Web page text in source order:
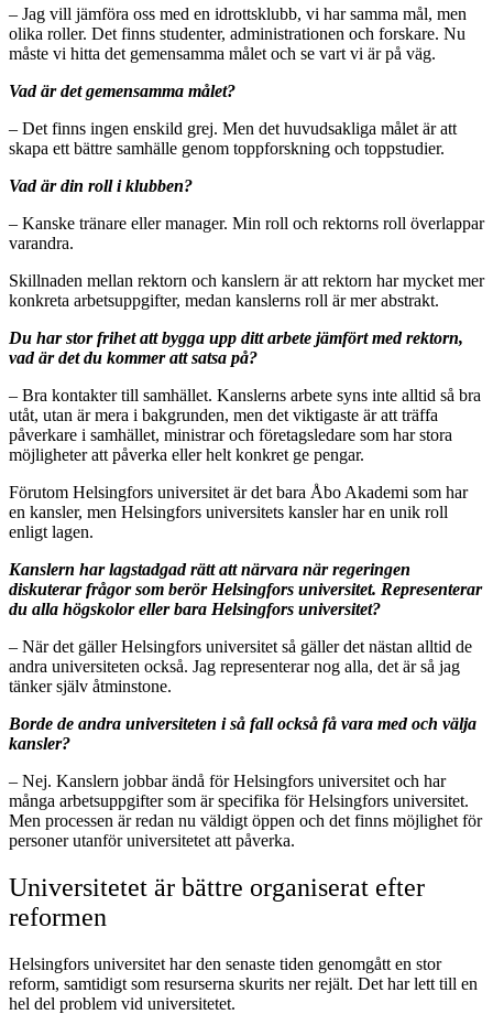
– Jag vill jämföra oss med en idrottsklubb, vi har samma mål, men
olika roller. Det finns studenter, administrationen och forskare. Nu
måste vi hitta det gemensamma målet och se vart vi är på väg.
Vad är det gemensamma målet?
– Det finns ingen enskild grej. Men det huvudsakliga målet är att
skapa ett bättre samhälle genom toppforskning och toppstudier.
Vad är din roll i klubben?
– Kanske tränare eller manager. Min roll och rektorns roll överlappar
varandra.
Skillnaden mellan rektorn och kanslern är att rektorn har mycket mer
konkreta arbetsuppgifter, medan kanslerns roll är mer abstrakt.
Du har stor frihet att bygga upp ditt arbete jämfört med rektorn,
vad är det du kommer att satsa på?
– Bra kontakter till samhället. Kanslerns arbete syns inte alltid så bra
utåt, utan är mera i bakgrunden, men det viktigaste är att träffa
påverkare i samhället, ministrar och företagsledare som har stora
möjligheter att påverka eller helt konkret ge pengar.
Förutom Helsingfors universitet är det bara Åbo Akademi som har
en kansler, men Helsingfors universitets kansler har en unik roll
enligt lagen.
Kanslern har lagstadgad rätt att närvara när regeringen
diskuterar frågor som berör Helsingfors universitet. Representerar
du alla högskolor eller bara Helsingfors universitet?
– När det gäller Helsingfors universitet så gäller det nästan alltid de
andra universiteten också. Jag representerar nog alla, det är så jag
tänker själv åtminstone.
Borde de andra universiteten i så fall också få vara med och välja
kansler?
– Nej. Kanslern jobbar ändå för Helsingfors universitet och har
många arbetsuppgifter som är specifika för Helsingfors universitet.
Men processen är redan nu väldigt öppen och det finns möjlighet för
personer utanför universitetet att påverka.
Universitetet är bättre organiserat efter
reformen
Helsingfors universitet har den senaste tiden genomgått en stor
reform, samtidigt som resurserna skurits ner rejält. Det har lett till en
hel del problem vid universitetet.